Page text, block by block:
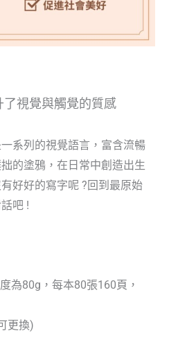
了視覺與觸覺的質感
系列的視覺語言，富含流暢
的塗鴉，在日常中創造出生
好好的寫字呢 ?回到最原始
吧 !
為80g，每本80張160頁，
更換)